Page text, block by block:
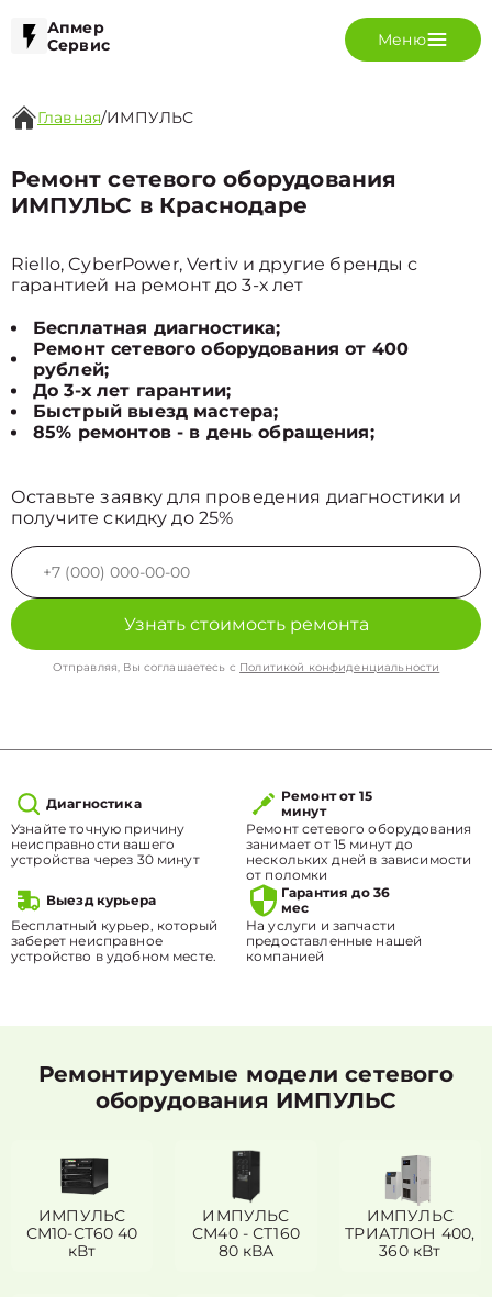
Апмер
Сервис
Меню
Главная/ИМПУЛЬС
Ремонт сетевого оборудования
ИМПУЛЬС в Краснодаре
Riello, CyberPower, Vertiv и другие бренды с
гарантией на ремонт до 3-х лет
Бесплатная диагностика;
Ремонт сетевого оборудования от 400
рублей;
До 3-х лет гарантии;
Быстрый выезд мастера;
85% ремонтов - в день обращения;
Оставьте заявку для проведения диагностики и
получите скидку до 25%
Узнать стоимость ремонта
Отправляя, Вы соглашаетесь с Политикой конфиденциальности
Диагностика
Узнайте точную причину
неисправности вашего
устройства через 30 минут
Ремонт от 15
минут
Ремонт сетевого оборудования
занимает от 15 минут до
нескольких дней в зависимости
от поломки
Выезд курьера
Бесплатный курьер, который
заберет неисправное
устройство в удобном месте.
Гарантия до 36
мес
На услуги и запчасти
предоставленные нашей
компанией
Ремонтируемые модели сетевого
оборудования ИМПУЛЬС
ИМПУЛЬС
СМ10-СТ60 40
кВт
ИМПУЛЬС
СМ40 - СТ160
80 кВА
ИМПУЛЬС
ТРИАТЛОН 400,
360 кВт